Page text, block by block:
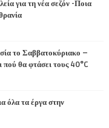
για τη νέα σεζόν -Ποια
το Σαββατοκύριακο –
θα φτάσει τους 40°C
όλα τα έργα στην